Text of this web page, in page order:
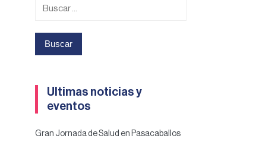
Buscar:
Ultimas noticias y
eventos
Gran Jornada de Salud en Pasacaballos